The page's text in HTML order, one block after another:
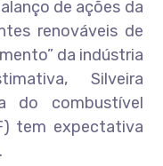
de ações da
renováveis de
da indústria
Silveira
do combustível
tem expectativa